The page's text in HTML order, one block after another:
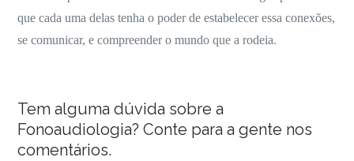
que cada uma delas tenha o poder de estabelecer essa conexões,
se comunicar, e compreender o mundo que a rodeia.
Tem alguma dúvida sobre a
Fonoaudiologia? Conte para a gente nos
comentários.